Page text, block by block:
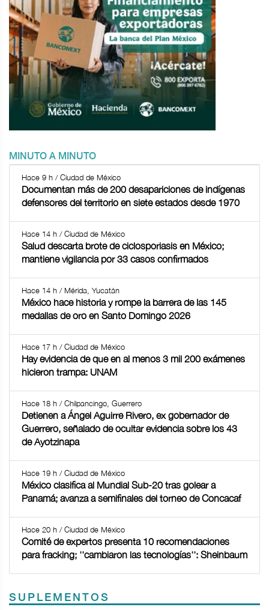
MINUTO A MINUTO
Hace 9 h / Ciudad de México
Documentan más de 200 desapariciones de indígenas
defensores del territorio en siete estados desde 1970
Hace 14 h / Ciudad de México
Salud descarta brote de ciclosporiasis en México;
mantiene vigilancia por 33 casos confirmados
Hace 14 h / Mérida, Yucatán
México hace historia y rompe la barrera de las 145
medallas de oro en Santo Domingo 2026
Hace 17 h / Ciudad de México
Hay evidencia de que en al menos 3 mil 200 exámenes
hicieron trampa: UNAM
Hace 18 h / Chilpancingo, Guerrero
Detienen a Ángel Aguirre Rivero, ex gobernador de
Guerrero, señalado de ocultar evidencia sobre los 43
de Ayotzinapa
Hace 19 h / Ciudad de México
México clasifica al Mundial Sub-20 tras golear a
Panamá; avanza a semifinales del torneo de Concacaf
Hace 20 h / Ciudad de México
Comité de expertos presenta 10 recomendaciones
para fracking; ''cambiaron las tecnologías'': Sheinbaum
SUPLEMENTOS